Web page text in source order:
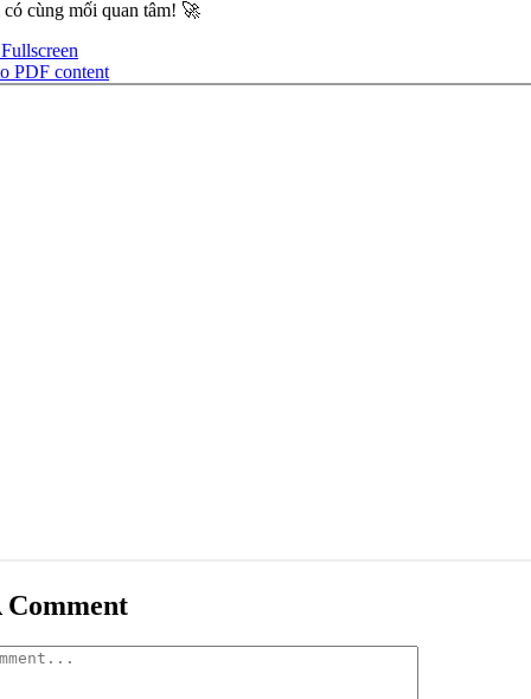
cùng mối quan tâm! 🚀
PDF content
Comment